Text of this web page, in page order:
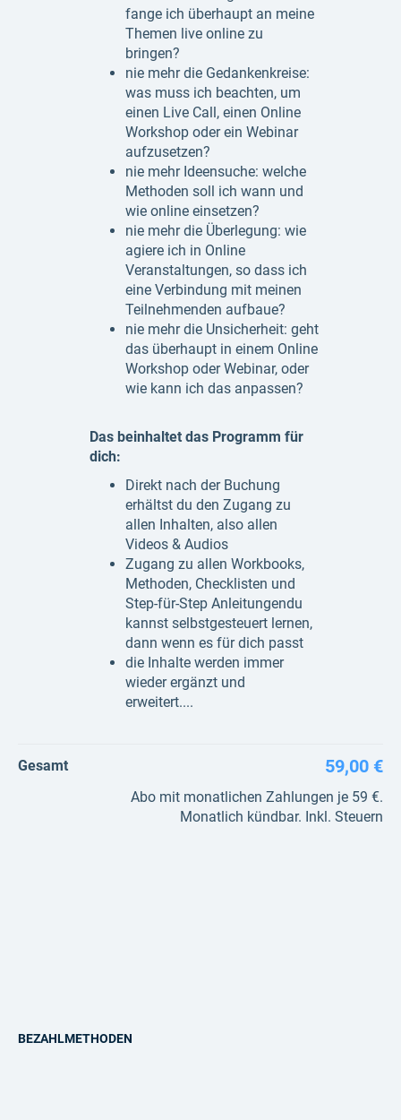
fange ich überhaupt an meine
Themen live online zu
bringen?
nie mehr die Gedankenkreise:
was muss ich beachten, um
einen Live Call, einen Online
Workshop oder ein Webinar
aufzusetzen?
nie mehr Ideensuche: welche
Methoden soll ich wann und
wie online einsetzen?
nie mehr die Überlegung: wie
agiere ich in Online
Veranstaltungen, so dass ich
eine Verbindung mit meinen
Teilnehmenden aufbaue?
nie mehr die Unsicherheit: geht
das überhaupt in einem Online
Workshop oder Webinar, oder
wie kann ich das anpassen?
Das beinhaltet das Programm für
dich:
Direkt nach der Buchung
erhältst du den Zugang zu
allen Inhalten, also allen
Videos & Audios
Zugang zu allen Workbooks,
Methoden, Checklisten und
Step-für-Step Anleitungendu
kannst selbstgesteuert lernen,
dann wenn es für dich passt
die Inhalte werden immer
wieder ergänzt und
erweitert....
Gesamt 59,00 €
Abo mit monatlichen Zahlungen je 59 €.
Monatlich kündbar. Inkl. Steuern
BEZAHLMETHODEN